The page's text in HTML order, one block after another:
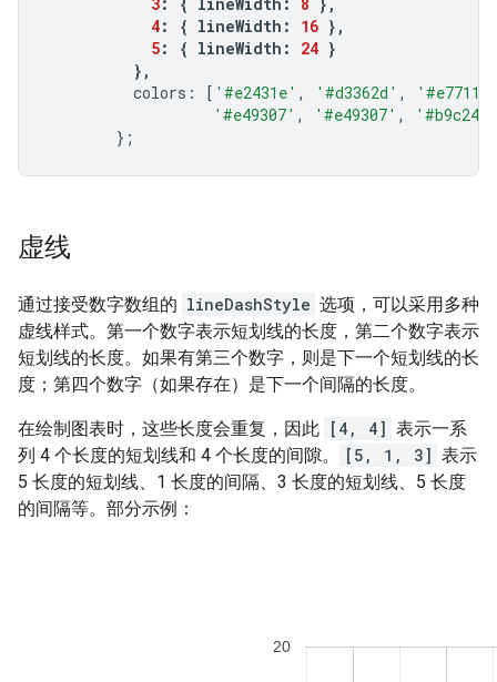
4: { lineWidth : 16 },
5: { lineWidth : 24 }
},
colors : [ '#e2431e' , '#d3362d' ,
'#e49307' , '#e49307' ,
'#b9c246'
};
虚线
通过接受数字数组的 lineDashStyle 选项，可以采用多种
虚线样式。第一个数字表示短划线的长度，第二个数字表示
短划线的长度。如果有第三个数字，则是下一个短划线的长
度；第四个数字（如果存在）是下一个间隔的长度。
在绘制图表时，这些长度会重复，因此 [4, 4] 表示一系
列 4 个长度的短划线和 4 个长度的间隙。
[5, 1, 3] 表示
5 长度的短划线、1 长度的间隔、3 长度的短划线、5 长度
的间隔等。部分示例：